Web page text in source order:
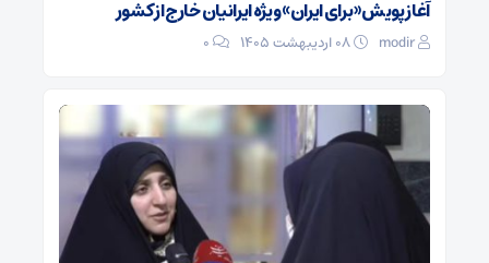
آغاز پویش «برای ایران» ویژه ایرانیان خارج از کشور
modir
0